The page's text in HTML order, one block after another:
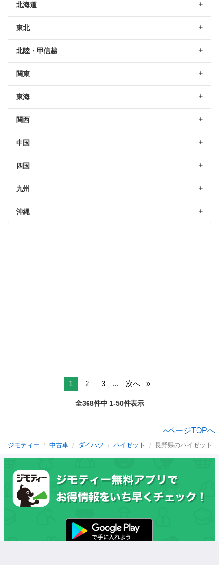
北海道
東北
北陸・甲信越
関東
東海
関西
中国
四国
九州
沖縄
1 2 3 ... 次へ
全368件中 1-50件表示
ページTOPへ
ジモティー 中古車 ダイハツ ハイゼット 長野県のハイゼット